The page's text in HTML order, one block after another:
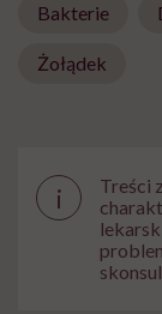
Bakterie
Żołądek
i
Treści